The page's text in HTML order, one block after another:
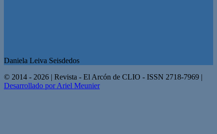
Daniela Leiva Seisdedos
© 2014 - 2026 | Revista - El Arcón de CLIO - ISSN 2718-7969 |
Desarrollado por Ariel Meunier